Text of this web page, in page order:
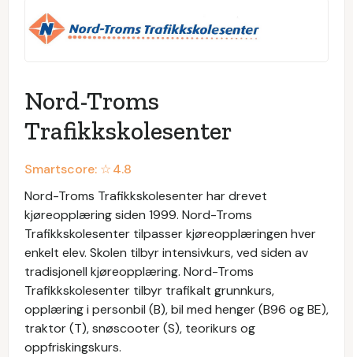
Nord-Troms
Trafikkskolesenter
Smartscore: ☆4.8
Nord-Troms Trafikkskolesenter har drevet
kjøreopplæring siden 1999. Nord-Troms
Trafikkskolesenter tilpasser kjøreopplæringen hver
enkelt elev. Skolen tilbyr intensivkurs, ved siden av
tradisjonell kjøreopplæring. Nord-Troms
Trafikkskolesenter tilbyr trafikalt grunnkurs,
opplæring i personbil (B), bil med henger (B96 og BE),
traktor (T), snøscooter (S), teorikurs og
oppfriskingskurs.